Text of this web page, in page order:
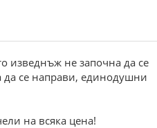
изведнъж не започна да се
да се направи, единодушни
на всяка цена!